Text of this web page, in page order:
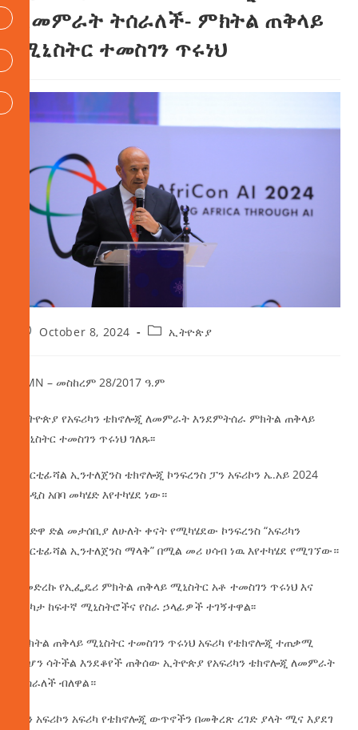
ለመምራት ትሰራለች- ምክትል ጠቅላይ
ሚኒስትር ተመስገን ጥሩነህ
October 8, 2024 ኢትዮጵያ
AMN – መስከረም 28/2017 ዓ.ም
ኢትዮጵያ የአፍሪካን ቴክኖሎጂ ለመምራት እንደምትሰራ ምክትል ጠቅላይ
ሚኒስትር ተመስገን ጥሩነህ ገለጹ፡፡
የአርቲፊሻል ኢንተለጀንስ ቴክኖሎጂ ኮንፍረንስ ፓን አፍሪኮን ኤ.አይ 2024
በአዲስ አበባ መካሄድ እየተካሄደ ነው።
በዓድዋ ድል መታሰቢያ ለሁለት ቀናት የሚካሄደው ኮንፍረንስ “አፍሪካን
በአርቴፊሻል ኢንተለጀንስ ማላቅ” በሚል መሪ ሀሳብ ነዉ እየተካሄደ የሚገኘው።
በመድረኩ የኢፌዴሪ ምክትል ጠቅላይ ሚኒስትር አቶ ተመስገን ጥሩነህ እና
በርካታ ከፍተኛ ሚኒስትሮችና የስራ ኃላፊዎች ተገኝተዋል፡፡
ምክትል ጠቅላይ ሚኒስትር ተመስገን ጥሩነህ አፍሪካ የቴክኖሎጂ ተጠቃሚ
መሆን ሳትችል እንደቆየች ጠቅሰው ኢትዮጵያ የአፍሪካን ቴክኖሎጂ ለመምራት
ትሰራለች ብለዋል።
ፓን አፍሪኮን አፍሪካ የቴክኖሎጂ ውጥኖችን በመቅረጽ ረገድ ያላት ሚና እያደገ